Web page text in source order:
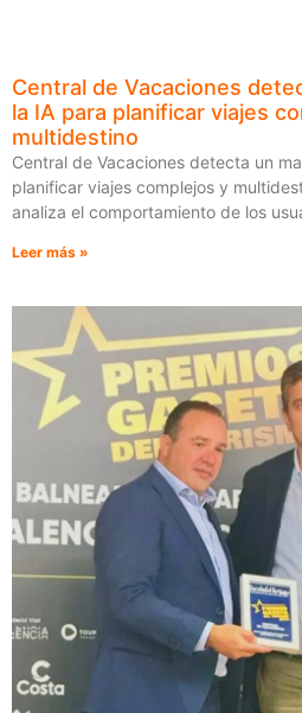
Central de Vacaciones
la IA para planificar viajes
multidestino
Central de Vacaciones detecta un
planificar viajes complejos y
analiza el comportamiento de los
Leer más »